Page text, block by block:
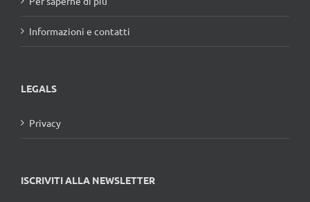
Informazioni e contatti
LEGALS
Privacy
ISCRIVITI ALLA NEWSLETTER